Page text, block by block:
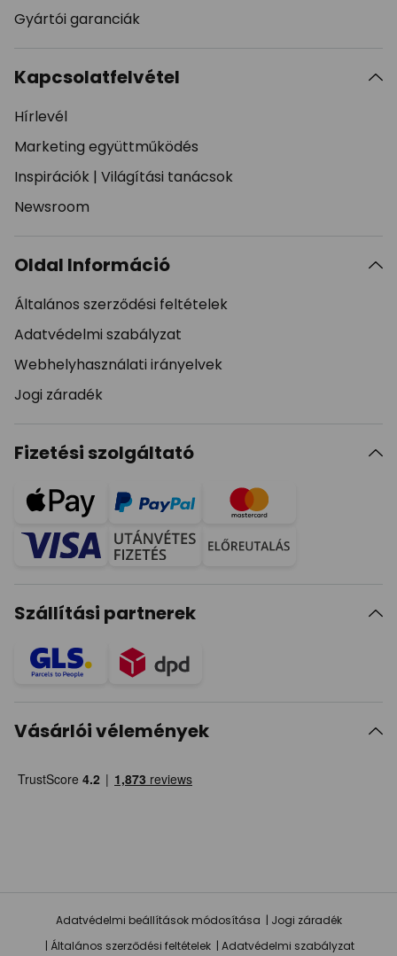
Gyártói garanciák
Kapcsolatfelvétel
Hírlevél
Marketing együttműködés
Inspirációk | Világítási tanácsok
Newsroom
Oldal Információ
Általános szerződési feltételek
Adatvédelmi szabályzat
Webhelyhasználati irányelvek
Jogi záradék
Fizetési szolgáltató
Szállítási partnerek
Vásárlói vélemények
Adatvédelmi beállítások módosítása
Jogi záradék
Általános szerződési feltételek
Adatvédelmi szabályzat